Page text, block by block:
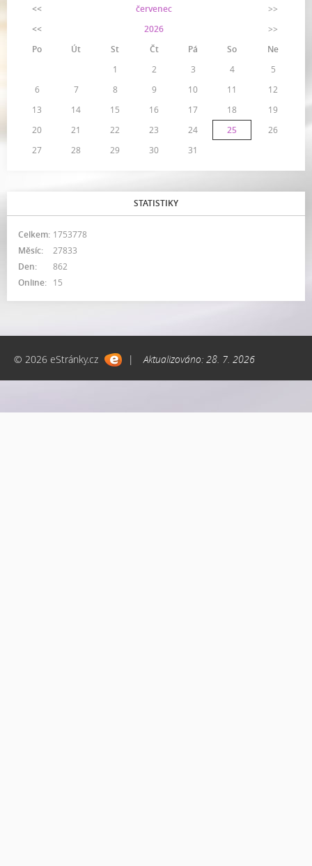
<< červenec
>>
<<
2026
>>
Po
Út St Čt Pá So
Ne
1
2 3 4
5
6
7 8 9 10 11
12
13
14 15 16 17 18
19
20
21 22 23 24 25
26
27
28 29 30 31
STATISTIKY
Online: 15
Celkem: 1753778
Měsíc:
27833
Den:
862
© 2026 eStránky.cz | Aktualizováno: 28. 7. 2026